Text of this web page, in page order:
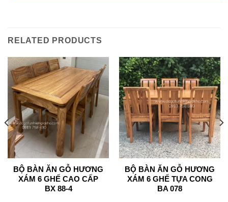
RELATED PRODUCTS
BỘ BÀN ĂN GỖ HƯƠNG
XÁM 6 GHẾ CAO CẤP
BX 88-4
BỘ BÀN ĂN GỖ HƯƠNG
XÁM 6 GHẾ TỰA CONG
BA 078